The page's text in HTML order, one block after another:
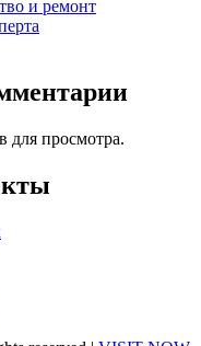
и ремонт
для просмотра.